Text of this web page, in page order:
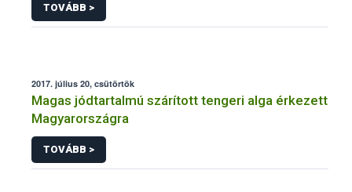
TOVÁBB >
2017. július 20, csütörtök
Magas jódtartalmú szárított tengeri alga érkezett
Magyarországra
TOVÁBB >